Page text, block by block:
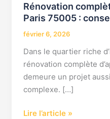
Rénovation
Paris 75005 :
février 6, 2026
Dans le quartier riche
rénovation complète
demeure un projet
complexe. […]
Lire l’article »